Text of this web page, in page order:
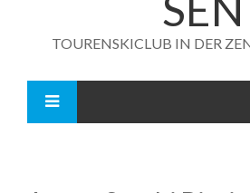
TOURENSKICLUB IN DER